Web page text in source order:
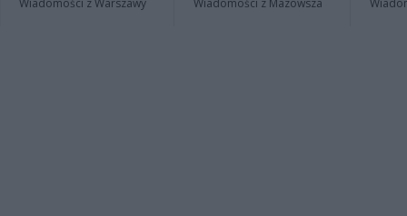
Wiadomości z Warszawy Wiadomości z Mazowsza